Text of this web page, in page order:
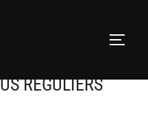
RÉGULIERS